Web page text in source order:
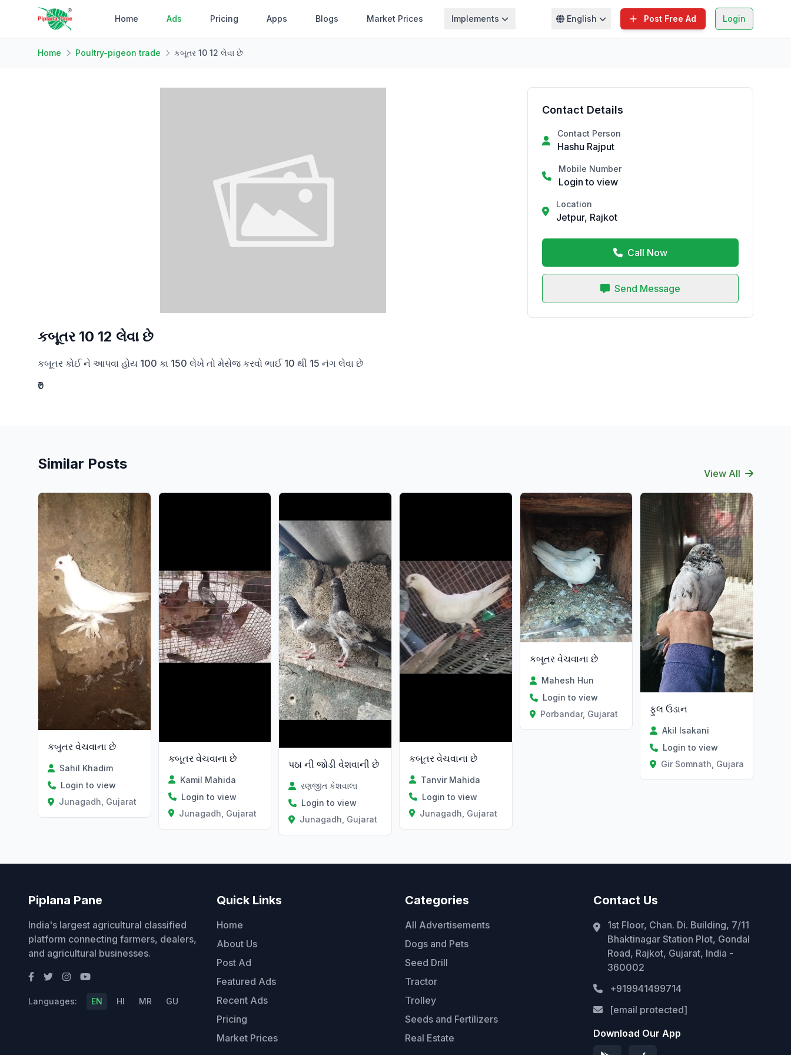
Home Ads Pricing Apps Blogs Market Prices Implements English Post Free Ad Login
Home Poultry-pigeon trade કબૂતર 10 12 લેવા છે
કબૂતર 10 12 લેવા છે
કબૂતર કોઈ ને આપવા હોય 100 કા 150 લેખે તો મેસેજ કરવો ભાઈ 10 થી 15 નંગ લેવા છે
₹0
Contact Details
Contact Person
Hashu Rajput
Mobile Number
Login to view
Location
Jetpur, Rajkot
Call Now
Send Message
Similar Posts
View All
કબુતર વેચવાના છે
Sahil Khadim
Login to view
Junagadh, Gujarat
કબૂતર વેચવાના છે
Kamil Mahida
Login to view
Junagadh, Gujarat
પઠા ની જોડી વેશવાની છે
રણજીત કેશવાલા
Login to view
Junagadh, Gujarat
કબૂતર વેચવાના છે
Tanvir Mahida
Login to view
Junagadh, Gujarat
કબૂતર વેચવાના છે
Mahesh Hun
Login to view
Porbandar, Gujarat
ફુલ ઉડાન
Akil Isakani
Login to view
Gir Somnath, Gujarat
Piplana Pane
India's largest agricultural classified
platform connecting farmers, dealers,
and agricultural businesses.
Languages: EN HI MR GU
Quick Links
Home
About Us
Post Ad
Featured Ads
Recent Ads
Pricing
Market Prices
Categories
All Advertisements
Dogs and Pets
Seed Drill
Tractor
Trolley
Seeds and Fertilizers
Real Estate
Contact Us
1st Floor, Chan. Di. Building, 7/11
Bhaktinagar Station Plot, Gondal
Road, Rajkot, Gujarat, India -
360002
+919941499714
[email protected]
Download Our App